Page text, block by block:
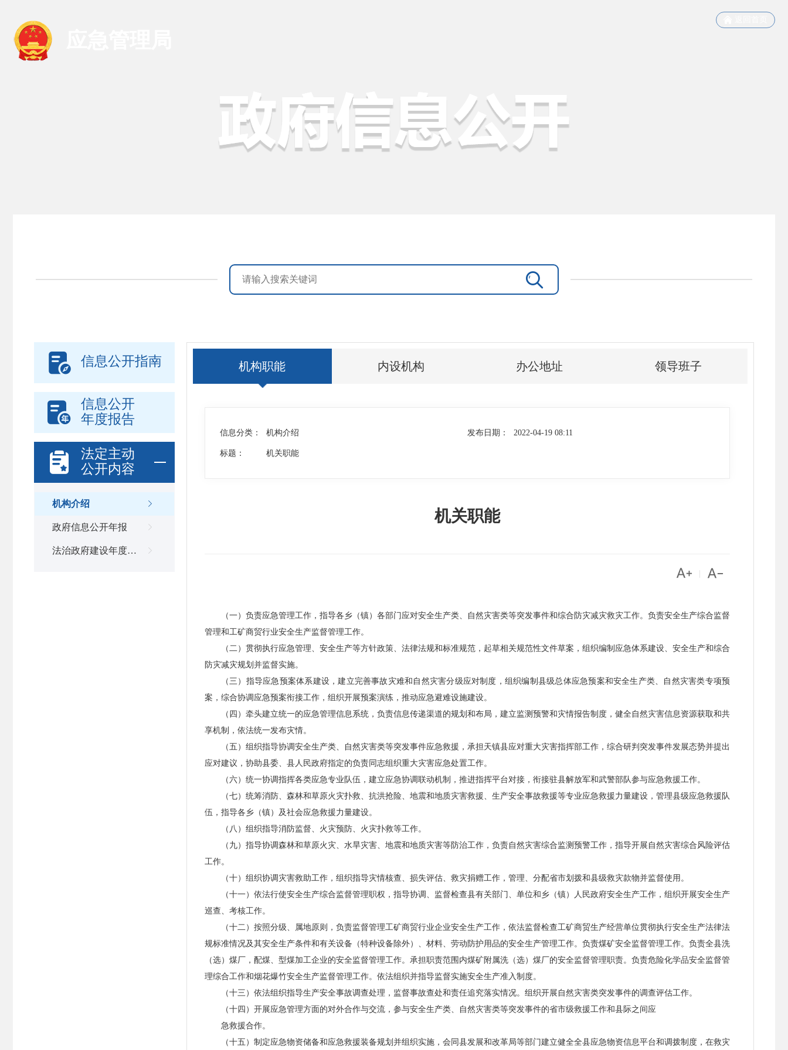

 信息公开指南

信息公开
年度报告

法定主动
公开内容

机构介绍

政府信息公开年报

法治政府建设年度报告
机构职能 内设机构 办公地址 领导班子
信息分类： 机构介绍 发布日期： 2022-04-19 08:11
标题： 机关职能
机关职能
 
（一）负责应急管理工作，指导各乡（镇）各部门应对安全生产类、自然灾害类等突发事件和综合防灾减灾救灾工作。负责安全生产综合监督
管理和工矿商贸行业安全生产监督管理工作。
（二）贯彻执行应急管理、安全生产等方针政策、法律法规和标准规范，起草相关规范性文件草案，组织编制应急体系建设、安全生产和综合
防灾减灾规划并监督实施。
（三）指导应急预案体系建设，建立完善事故灾难和自然灾害分级应对制度，组织编制县级总体应急预案和安全生产类、自然灾害类专项预
案，综合协调应急预案衔接工作，组织开展预案演练，推动应急避难设施建设。
（四）牵头建立统一的应急管理信息系统，负责信息传递渠道的规划和布局，建立监测预警和灾情报告制度，健全自然灾害信息资源获取和共
享机制，依法统一发布灾情。
（五）组织指导协调安全生产类、自然灾害类等突发事件应急救援，承担天镇县应对重大灾害指挥部工作，综合研判突发事件发展态势并提出
应对建议，协助县委、县人民政府指定的负责同志组织重大灾害应急处置工作。
（六）统一协调指挥各类应急专业队伍，建立应急协调联动机制，推进指挥平台对接，衔接驻县解放军和武警部队参与应急救援工作。
（七）统筹消防、森林和草原火灾扑救、抗洪抢险、地震和地质灾害救援、生产安全事故救援等专业应急救援力量建设，管理县级应急救援队
伍，指导各乡（镇）及社会应急救援力量建设。
（八）组织指导消防监督、火灾预防、火灾扑救等工作。
（九）指导协调森林和草原火灾、水旱灾害、地震和地质灾害等防治工作，负责自然灾害综合监测预警工作，指导开展自然灾害综合风险评估
工作。
（十）组织协调灾害救助工作，组织指导灾情核查、损失评估、救灾捐赠工作，管理、分配省市划拨和县级救灾款物并监督使用。
（十一）依法行使安全生产综合监督管理职权，指导协调、监督检查县有关部门、单位和乡（镇）人民政府安全生产工作，组织开展安全生产
巡查、考核工作。
（十二）按照分级、属地原则，负责监督管理工矿商贸行业企业安全生产工作，依法监督检查工矿商贸生产经营单位贯彻执行安全生产法律法
规标准情况及其安全生产条件和有关设备（特种设备除外）、材料、劳动防护用品的安全生产管理工作。负责煤矿安全监督管理工作。负责全县洗
（选）煤厂，配煤、型煤加工企业的安全监督管理工作。承担职责范围内煤矿附属洗（选）煤厂的安全监督管理职责。负责危险化学品安全监督管
理综合工作和烟花爆竹安全生产监督管理工作。依法组织并指导监督实施安全生产准入制度。
（十三）依法组织指导生产安全事故调查处理，监督事故查处和责任追究落实情况。组织开展自然灾害类突发事件的调查评估工作。
（十四）开展应急管理方面的对外合作与交流，参与安全生产类、自然灾害类等突发事件的省市级救援工作和县际之间应
急救援合作。
（十五）制定应急物资储备和应急救援装备规划并组织实施，会同县发展和改革局等部门建立健全全县应急物资信息平台和调拨制度，在救灾